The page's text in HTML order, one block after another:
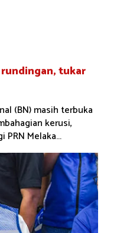
tukar
(BN) masih terbuka
kerusi,
Melaka...